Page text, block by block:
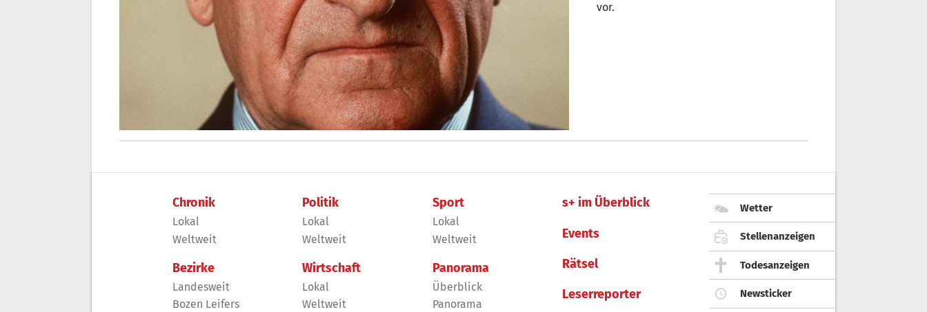
vor.
Chronik
Lokal
Weltweit
Bezirke
Landesweit
Bozen Leifers
Politik
Lokal
Weltweit
Wirtschaft
Lokal
Weltweit
Sport
Lokal
Weltweit
Panorama
Überblick
Panorama
s+ im Überblick
Events
Rätsel
Leserreporter
Wetter
Stellenanzeigen
Todesanzeigen
Newsticker